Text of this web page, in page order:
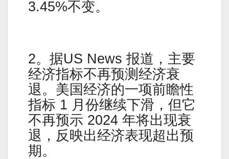
3.45%不变。
2。据US News 报道，主要
经济指标不再预测经济衰
退。美国经济的一项前瞻性
指标 1 月份继续下滑，但它
不再预示 2024 年将出现衰
退，反映出经济表现超出预
期。